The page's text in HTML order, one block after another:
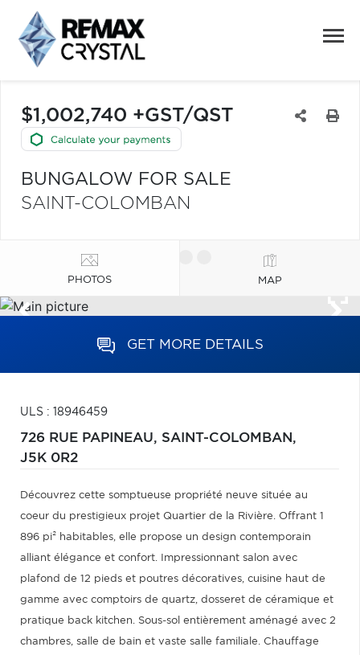
$1,002,740 +GST/QST
BUNGALOW FOR SALE
SAINT-COLOMBAN
PHOTOS MAP
GET MORE DETAILS
ULS : 18946459
726 RUE PAPINEAU, SAINT-COLOMBAN,
J5K 0R2
Découvrez cette somptueuse propriété neuve située au
coeur du prestigieux projet Quartier de la Rivière. Offrant 1
896 pi² habitables, elle propose un design contemporain
alliant élégance et confort. Impressionnant salon avec
plafond de 12 pieds et poutres décoratives, cuisine haut de
gamme avec comptoirs de quartz, dosseret de céramique et
pratique back kitchen. Sous-sol entièrement aménagé avec 2
chambres, salle de bain et vaste salle familiale. Chauffage